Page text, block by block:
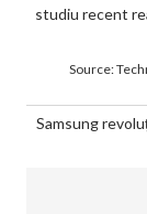
studiu recent
Source:
Samsung